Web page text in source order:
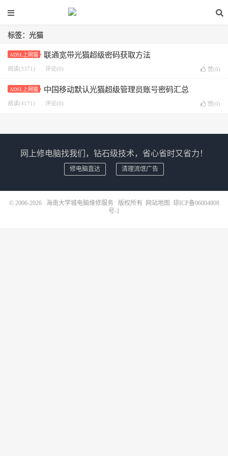
标签：光猫
ADSL上网猫 联通宽带光猫超级密码获取方法
阅读(3371) 评论(0) 赞(0)
ADSL上网猫 中国移动默认光猫超级管理员账号密码汇总
阅读(4171) 评论(0) 赞(0)
网上修电脑找我们，钻石级技术，省心省时又省力！
修电脑直达 清理流氓广告
© 2006-2026 海南大学城电脑维修服务 版权所有 网站地图 琼ICP备06004808
号-1